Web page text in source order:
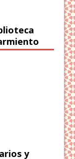
y